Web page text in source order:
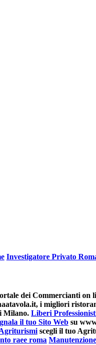
Investigatore Privato
dei Commercianti on
i migliori
Milano. Liberi
il tuo Sito Web su
scegli il tuo
raee roma